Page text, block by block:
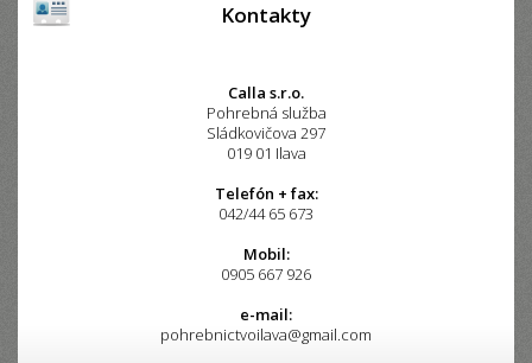
Kontakty
Calla s.r.o.
Pohrebná služba
Sládkovičova 297
019 01 Ilava
Telefón + fax:
042/44 65 673
Mobil:
0905 667 926
e-mail:
pohrebnictvoilava@gmail.com